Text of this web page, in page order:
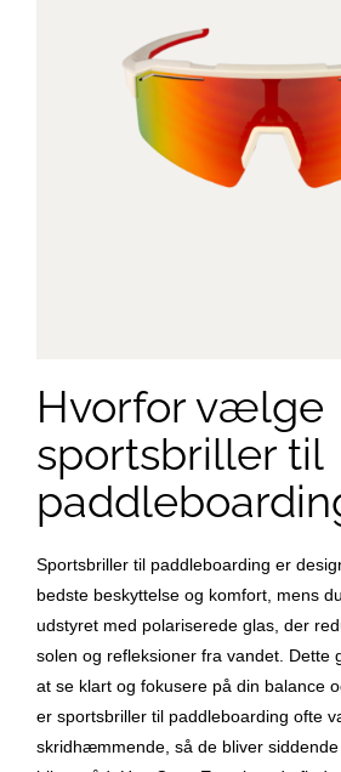
Hvorfor vælge
sportsbriller til
Sportsbriller til paddleboarding er
bedste beskyttelse og komfort, mens
udstyret med polariserede glas, der
solen og refleksioner fra vandet. Dette
at se klart og fokusere på din balance
er sportsbriller til paddleboarding ofte
skridhæmmende, så de bliver